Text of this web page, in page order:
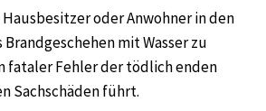
oder Anwohner in den
mit Wasser zu
fataler Fehler der tödlich enden
Sachschäden führt.